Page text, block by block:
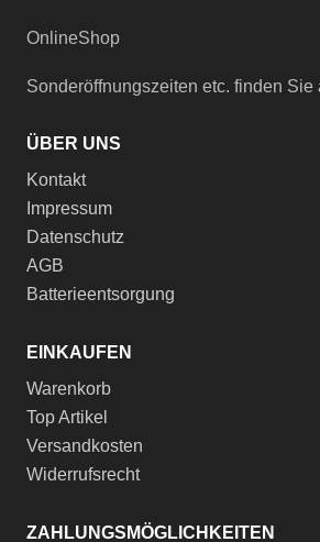
OnlineShop
Sonderöffnungszeiten etc. finden Sie
ÜBER UNS
Kontakt
Impressum
Datenschutz
AGB
Batterieentsorgung
EINKAUFEN
Warenkorb
Top Artikel
Versandkosten
Widerrufsrecht
ZAHLUNGSMÖGLICHKEITEN